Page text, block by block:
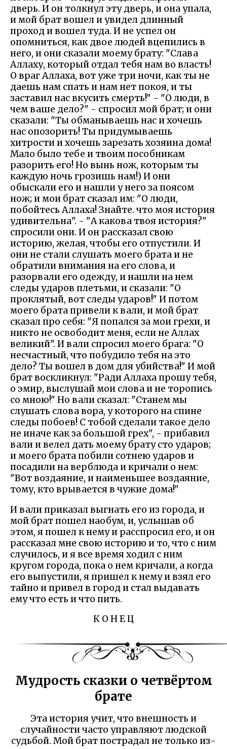
дверь. И он толкнул эту дверь, и она упала,
и мой брат вошел и увидел длинный
проход и вошел туда. И не успел он
опомниться, как двое людей вцепились в
него, и они сказали моему брату: "Слава
Аллаху, который отдал тебя нам во власть!
О враг Аллаха, вот уже три ночи, как ты не
даешь нам спать и нам нет покоя, и ты
заставил нас вкусить смерть!" - "О люди, в
чем ваше дело?" - спросил мой брат; и они
сказали: "Ты обманываешь нас и хочешь
нас опозорить! Ты придумываешь
хитрости и хочешь зарезать хозяина дома!
Мало было тебе и твоим пособникам
разорить его! Но вынь нож, которым ты
каждую ночь грозишь нам!) И они
обыскали его и нашли у него за поясом
нож; и мои брат сказал им: "О люди,
побойтесь Аллаха! Знайте. что моя история
удивительна". - "А какова твоя история?"
спросили они. И он рассказал свою
историю, желая, чтобы его отпустили. И
они не стали слушать моего брата и не
обратили внимания на его слова, и
разорвали его одежду, и нашли на нем
следы ударов плетьми, и сказали: "О
проклятый, вот следы ударов!" И потом
моего брата привели к вали, и мой брат
сказал про себя: "Я попался за мои грехи, и
никто не освободит меня, если не Аллах
великий". И вали спросил моего брага: "О
несчастный, что побудило тебя на это
дело? Ты вошел в дом для убийства!" И мой
брат воскликнул: "Ради Аллаха прошу тебя,
о эмир, выслушай мои слова и не торопись
со мною!" Но вали сказал: "Станем мы
слушать слова вора, у которого на спине
следы побоев! С тобой сделали такое дело
не иначе как за большой грех", - прибавил
вали и велел дать моему брату сто ударов;
и моего брата побили сотнею ударов и
посадили на верблюда и кричали о нем:
"Вот воздаяние, и наименьшее воздаяние,
тому, кто врывается в чужие дома!"
И вали приказал выгнать его из города, и
мой брат пошел наобум, и, услышав об
этом, я пошел к нему и расспросил его, и он
рассказал мне свою историю и то, что с ним
случилось, и я все время ходил с ним
кругом города, пока о нем кричали, а когда
его выпустили, я пришел к нему и взял его
тайно и привел в город и стал выдавать
ему что есть и что пить.
К О Н Е Ц
Мудрость сказки о четвёртом
брате
Эта история учит, что внешность и
случайности часто управляют людской
судьбой. Мой брат пострадал не только из-